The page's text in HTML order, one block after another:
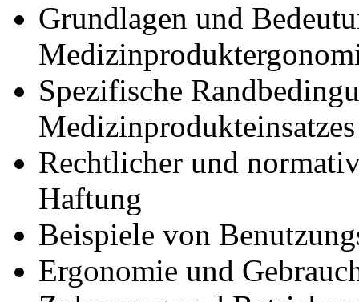
Grundlagen und
Spezifische
Medizinprodukteinsatzes
Rechtlicher und
Haftung
Beispiele von
Ergonomie und